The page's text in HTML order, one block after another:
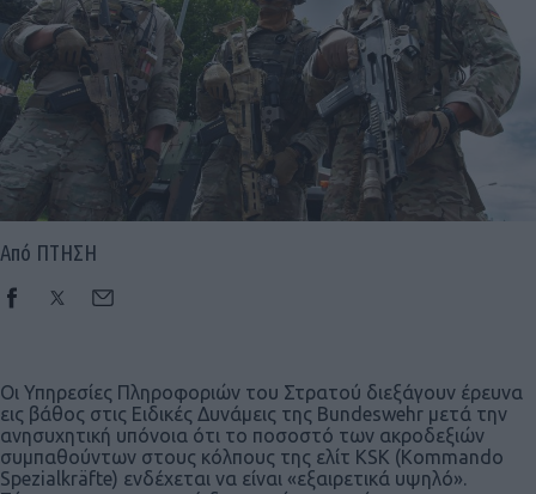
Social
Από ΠΤΗΣΗ
Οι Υπηρεσίες Πληροφοριών του Στρατού διεξάγουν έρευνα
εις βάθος στις Ειδικές Δυνάμεις της Bundeswehr μετά την
ανησυχητική υπόνοια ότι το ποσοστό των ακροδεξιών
συμπαθούντων στους κόλπους της ελίτ KSK (Kommando
Spezialkräfte) ενδέχεται να είναι «εξαιρετικά υψηλό».